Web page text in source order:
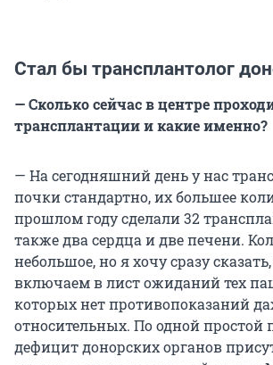
Стал бы трансплантолог
— Сколько сейчас в центре
трансплантации и какие именно?
— На сегодняшний день у нас
почки стандартно, их большее
прошлом году сделали 32
также два сердца и две печени.
небольшое, но я хочу сразу
включаем в лист ожиданий тех
которых нет противопоказаний
относительных. По одной простой
дефицит донорских органов